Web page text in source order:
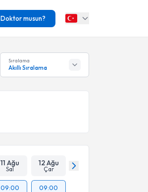
Doktor musun?
Sıralama
Akıllı Sıralama
11 Ağu
Sal
12 Ağu
Çar
09:00
09:00